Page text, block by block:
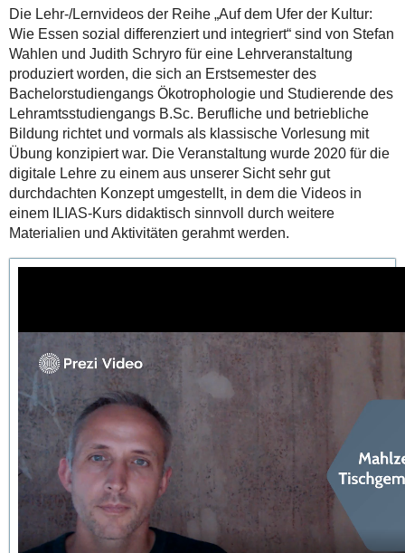
Die Lehr-/Lernvideos der Reihe „Auf dem Ufer der Kultur:
Wie Essen sozial differenziert und integriert“ sind von Stefan
Wahlen und Judith Schryro für eine Lehrveranstaltung
produziert worden, die sich an Erstsemester des
Bachelorstudiengangs Ökotrophologie und Studierende des
Lehramtsstudiengangs B.Sc. Berufliche und betriebliche
Bildung richtet und vormals als klassische Vorlesung mit
Übung konzipiert war. Die Veranstaltung wurde 2020 für die
digitale Lehre zu einem aus unserer Sicht sehr gut
durchdachten Konzept umgestellt, in dem die Videos in
einem ILIAS-Kurs didaktisch sinnvoll durch weitere
Materialien und Aktivitäten gerahmt werden.